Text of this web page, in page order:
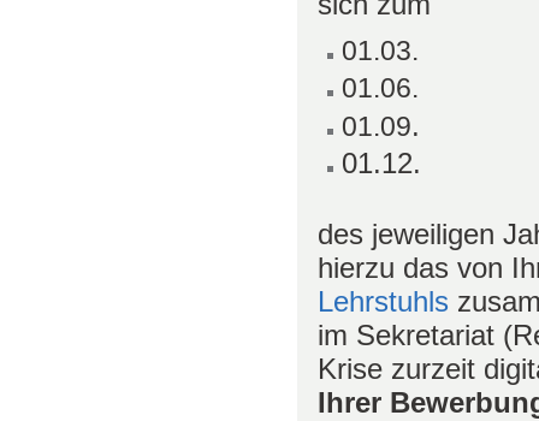
01.03.
01.06.
01.09.
01.12.
des jeweiligen
hierzu das von
Lehrstuhls
im Sekretariat
Krise zurzeit
Ihrer